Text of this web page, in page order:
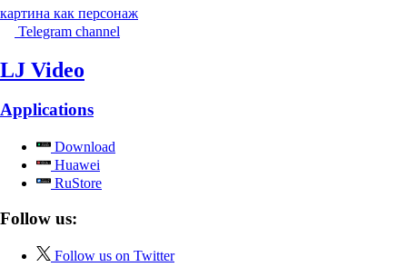
картина как персонаж
Telegram channel
LJ Video
Applications
Download
Huawei
RuStore
Follow us:
Follow us on Twitter